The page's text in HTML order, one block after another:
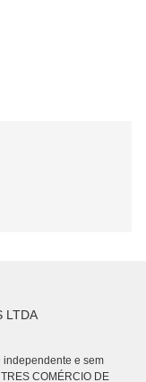
LTDA
independente e sem
COMÉRCIO DE